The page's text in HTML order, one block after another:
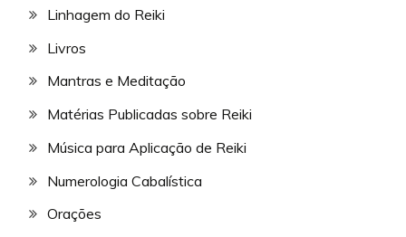
Linhagem do Reiki
Livros
Mantras e Meditação
Matérias Publicadas sobre Reiki
Música para Aplicação de Reiki
Numerologia Cabalística
Orações